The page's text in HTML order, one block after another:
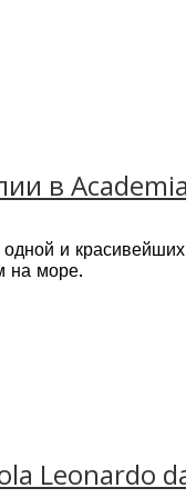
мира, а также
в
и красивейших
на море.
Leonardo